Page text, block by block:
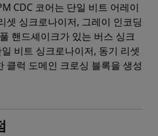
CDC 코어는 단일 비트 어레이
셋 싱크로나이저, 그레이 인코딩
핸드셰이크가 있는 버스 싱크
비트 싱크로나이저, 동기 리셋
클럭 도메인 크로싱 블록을 생성